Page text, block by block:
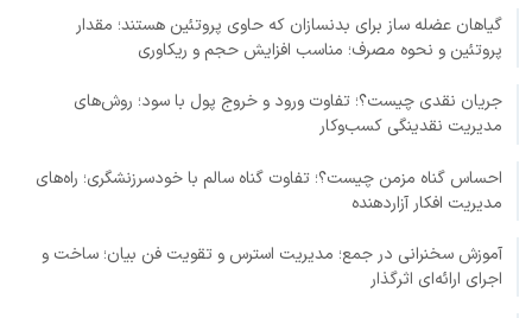
گیاهان عضله ساز برای بدنسازان که حاوی پروتئین هستند؛ مقدار
پروتئین و نحوه مصرف؛ مناسب افزایش حجم و ریکاوری
جریان نقدی چیست؟؛ تفاوت ورود و خروج پول با سود؛ روش‌های
مدیریت نقدینگی کسب‌وکار
احساس گناه مزمن چیست؟؛ تفاوت گناه سالم با خودسرزنشگری؛ راه‌های
مدیریت افکار آزاردهنده
آموزش سخنرانی در جمع؛ مدیریت استرس و تقویت فن بیان؛ ساخت و
اجرای ارائه‌ای اثرگذار